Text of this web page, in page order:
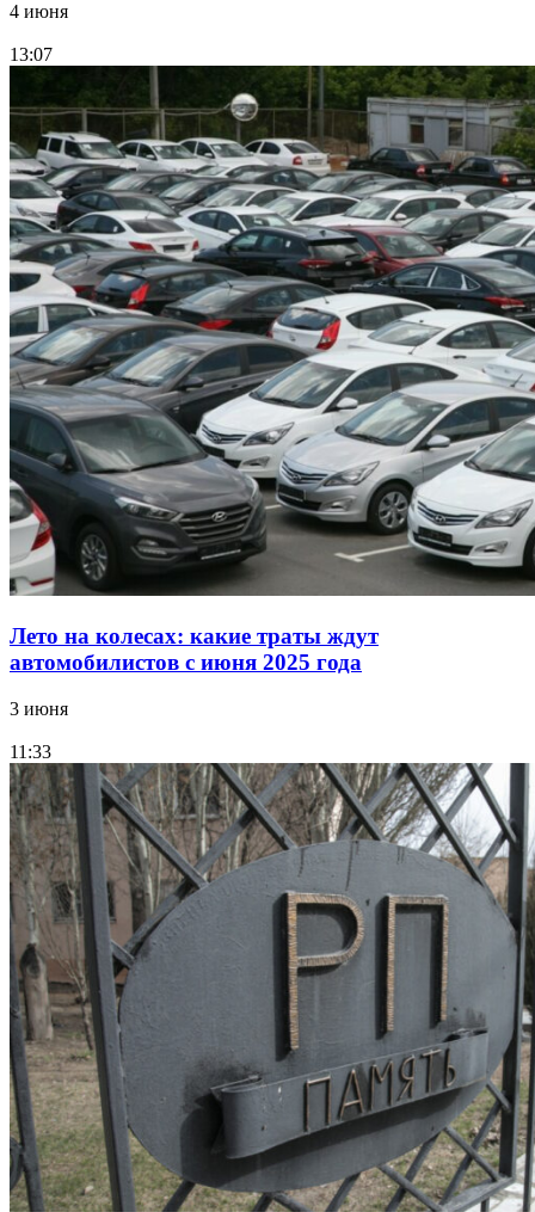
4 июня
13:07
Лето на колесах: какие траты ждут
автомобилистов с июня 2025 года
3 июня
11:33